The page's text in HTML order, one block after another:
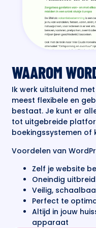
WAAROM
Ik werk uitsluitend
meest flexibele en
bestaat. Je kunt er
tot uitgebreide
boekingssystemen of
Voordelen van
Zelf je website
Oneindig
Veilig,
Perfect te
Altijd in jouw
apparaat